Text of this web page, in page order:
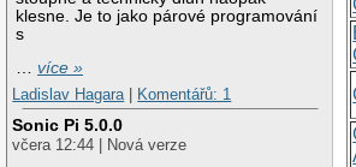
klesne. Je to jako párové programování
s
…více »
Ladislav Hagara
Komentářů: 1
Sonic Pi 5.0.0
včera 12:44 | Nová verze